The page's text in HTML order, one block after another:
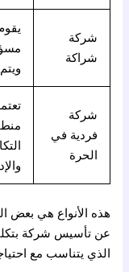
شركة
شراكة
شركة
فردية في
الحرة
هذه الأنواع هي بعض
عن تأسيس شركة
الذي يتناسب مع